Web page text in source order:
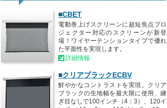
■CBET
電動巻上げスクリーンに超短焦点プロ
ジェクター対応のスクリーンが新登
場！ワイヤーテンションタイプで優れ
た平面性を実現します。
詳細情報
■クリアブラックECBV
鮮やかなコントラストを実現。クリア
ブラックの生地幅を最大限に使用、継
ぎ目なしで100インチ（4：3）、120イ